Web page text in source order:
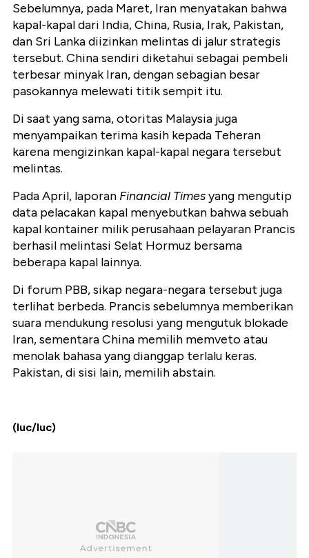
Sebelumnya, pada Maret, Iran menyatakan bahwa
kapal-kapal dari India, China, Rusia, Irak, Pakistan,
dan Sri Lanka diizinkan melintas di jalur strategis
tersebut. China sendiri diketahui sebagai pembeli
terbesar minyak Iran, dengan sebagian besar
pasokannya melewati titik sempit itu.
Di saat yang sama, otoritas Malaysia juga
menyampaikan terima kasih kepada Teheran
karena mengizinkan kapal-kapal negara tersebut
melintas.
Pada April, laporan Financial Timesyang mengutip
data pelacakan kapal menyebutkan bahwa sebuah
kapal kontainer milik perusahaan pelayaran Prancis
berhasil melintasi Selat Hormuz bersama
beberapa kapal lainnya.
Di forum PBB, sikap negara-negara tersebut juga
terlihat berbeda. Prancis sebelumnya memberikan
suara mendukung resolusi yang mengutuk blokade
Iran, sementara China memilih memveto atau
menolak bahasa yang dianggap terlalu keras.
Pakistan, di sisi lain, memilih abstain.
(luc/luc)